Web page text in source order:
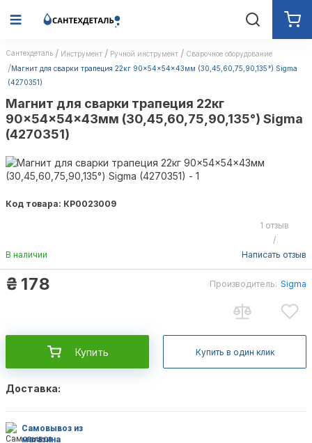
Сантехдеталь Инструмент Ручной инструмент
Сварочное оборудование
Магнит для сварки трапеция 22кг 90×54×54×43мм (30,45,60,75,90,135°) Sigma
(4270351)
Магнит для сварки трапеция 22кг
90×54×54×43мм (30,45,60,75,90,135°) Sigma
(4270351)
Код товара: КР0023009
В наличии
1 отзыв
/
Написать отзыв
₴ 178 Производитель: Sigma
Купить Купить в один клик
Доставка:
Самовывоз из
магазина